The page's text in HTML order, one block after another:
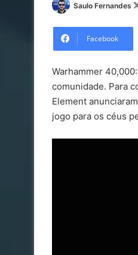
Saulo Fernandes
Facebook
Warhammer
comunidade. Para
Element
jogo para os céus